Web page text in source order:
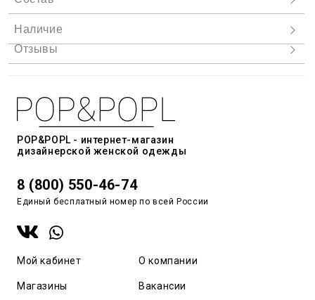
POP&POPL - интернет-магазин
дизайнерской женской одежды
8 (800) 550-46-74
Единый бесплатный номер по всей России
Мой кабинет
Магазины
О компании
Вакансии